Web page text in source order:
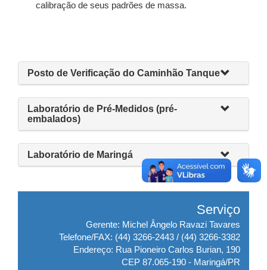
calibração de seus padrões de massa.
Posto de Verificação do Caminhão Tanque
Laboratório de Pré-Medidos (pré-
embalados)
Laboratório de Maringá
Serviço
Gerente: Michel Ângelo Ravazi Tavares
Telefone/FAX: (44) 3266-2443 / (44) 3266-3382
Endereço: Rua Pioneiro Carlos Burian, 190
CEP 87.065-190 - Maringá/PR